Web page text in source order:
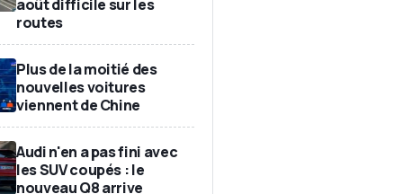
août difficile sur les
routes
Plus de la moitié des
nouvelles voitures
viennent de Chine
Audi n'en a pas fini avec
les SUV coupés : le
nouveau Q8 arrive